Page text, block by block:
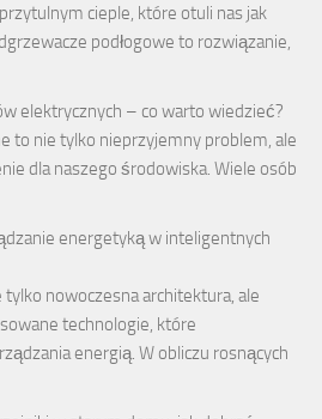
cieple, które otuli nas jak
podłogowe to rozwiązanie,
elektrycznych – co warto wiedzieć?
to nie tylko nieprzyjemny problem, ale
dla naszego środowiska. Wiele osób
energetyką w inteligentnych
nowoczesna architektura, ale
technologie, które
energią. W obliczu rosnących